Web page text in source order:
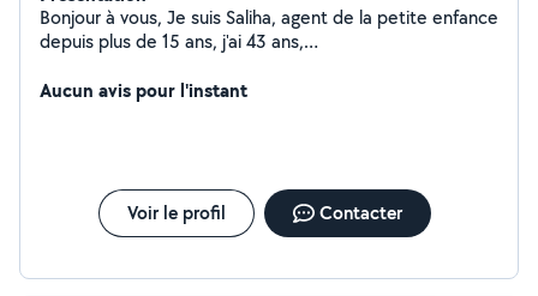
Bonjour à vous, Je suis Saliha, agent de la petite enfance
depuis plus de 15 ans, j'ai 43 ans,
Animatrice dans une école primaire/maternelle, je vous
trouverez toutes les recommandations de parents si
besoin. À bientôt, Saliha à votre service.
Aucun avis pour l'instant
Voir le profil Contacter